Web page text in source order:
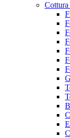
Cottura